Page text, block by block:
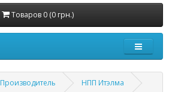
Товаров 0 (0 грн.)
Производитель НПП Итэлма